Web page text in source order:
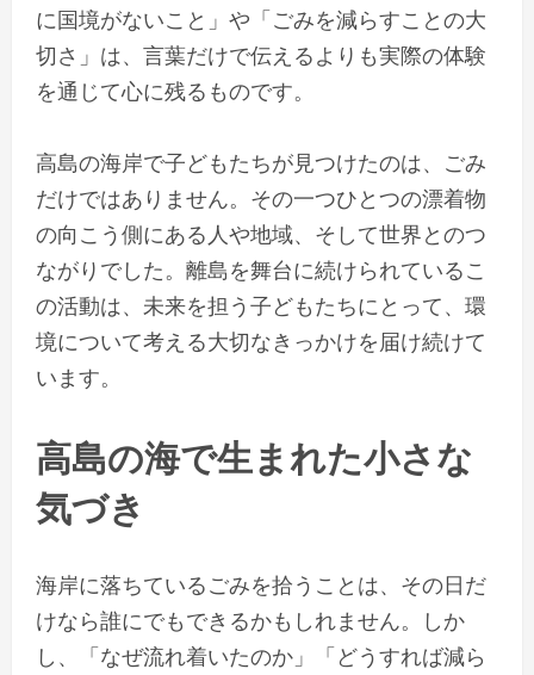
に国境がないこと」や「ごみを減らすことの大
切さ」は、言葉だけで伝えるよりも実際の体験
を通じて心に残るものです。
高島の海岸で子どもたちが見つけたのは、ごみ
だけではありません。その一つひとつの漂着物
の向こう側にある人や地域、そして世界とのつ
ながりでした。離島を舞台に続けられているこ
の活動は、未来を担う子どもたちにとって、環
境について考える大切なきっかけを届け続けて
います。
高島の海で生まれた小さな
気づき
海岸に落ちているごみを拾うことは、その日だ
けなら誰にでもできるかもしれません。しか
し、「なぜ流れ着いたのか」「どうすれば減ら